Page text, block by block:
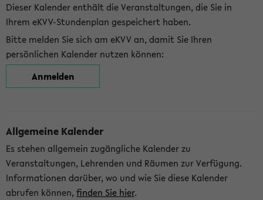
Dieser Kalender enthält die Veranstaltungen, die Sie in
Ihrem eKVV-Stundenplan gespeichert haben.
Bitte melden Sie sich am eKVV an, damit Sie Ihren
persönlichen Kalender nutzen können:
Anmelden
Allgemeine Kalender
Es stehen allgemein zugängliche Kalender zu
Veranstaltungen, Lehrenden und Räumen zur Verfügung.
Informationen darüber, wo und wie Sie diese Kalender
abrufen können, finden Sie hier.